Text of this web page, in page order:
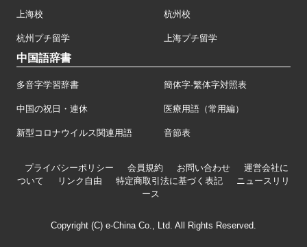
上海校 杭州校
杭州プチ留学 上海プチ留学
中国語辞書
多音字学習辞書 簡体字·繁体字対照表
中国の祝日・連休 医療用語（常用編）
新型コロナウイルス関連用語 音節表
プライバシーポリシー 会員規約 お問い合わせ
運営会社に
ついて
リンク自由 特定商取引法に基づく表記
ニュースリリ
ース
Copyright (C) e-China Co., Ltd. All Rights Reserved.